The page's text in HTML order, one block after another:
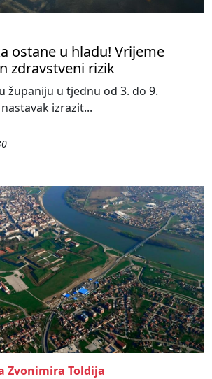
ostane u hladu! Vrijeme
zdravstveni rizik
županiju u tjednu od 3. do 9.
izrazit...
Zvonimira Toldija